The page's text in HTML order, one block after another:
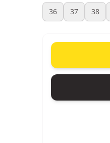
36
37 38